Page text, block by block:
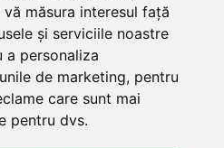
vă măsura interesul față
și serviciile noastre
a personaliza
de marketing, pentru
care sunt mai
pentru dvs.
13176/1991